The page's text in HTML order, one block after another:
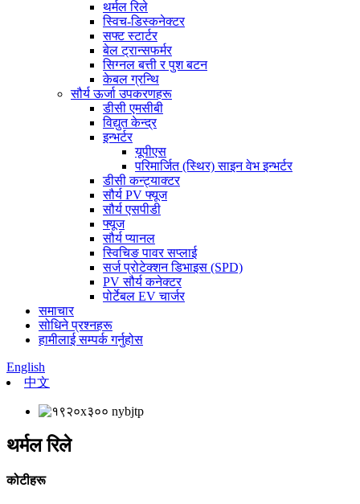
थर्मल रिले
स्विच-डिस्कनेक्टर
सफ्ट स्टार्टर
बेल ट्रान्सफर्मर
सिग्नल बत्ती र पुश बटन
केबल ग्रन्थि
सौर्य ऊर्जा उपकरणहरू
डीसी एमसीबी
विद्युत केन्द्र
इन्भर्टर
यूपीएस
परिमार्जित (स्थिर) साइन वेभ इन्भर्टर
डीसी कन्ट्याक्टर
सौर्य PV फ्यूज
सौर्य एसपीडी
फ्यूज
सौर्य प्यानल
स्विचिङ पावर सप्लाई
सर्ज प्रोटेक्शन डिभाइस (SPD)
PV सौर्य कनेक्टर
पोर्टेबल EV चार्जर
समाचार
सोधिने प्रश्नहरू
हामीलाई सम्पर्क गर्नुहोस
English
中文
थर्मल रिले
कोटीहरू